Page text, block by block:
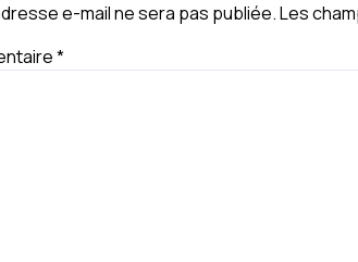
e-mail ne sera pas publiée.Les
*